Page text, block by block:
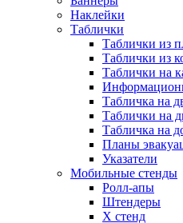
Наклейки
Таблички
Таблички из
Таблички из
Таблички на
Табличка на
Таблички на
Табличка на
Планы
Указатели
Мобильные стенды
Ролл-апы
Штендеры
Х стенд